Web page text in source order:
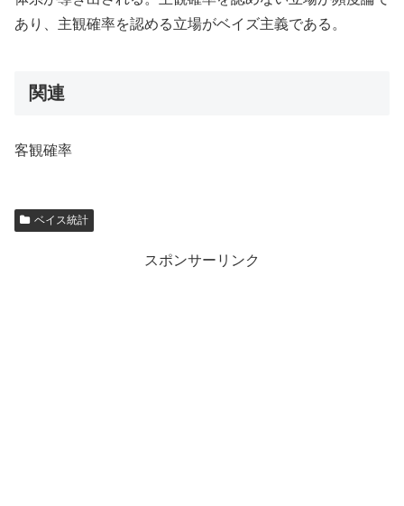
あり、主観確率を認める立場がベイズ主義である。
関連
客観確率
ベイス統計
スポンサーリンク